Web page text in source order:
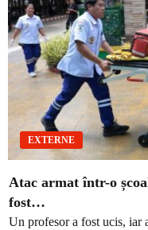
EXTERNE
Atac armat într-o
fost…
Un profesor a fost ucis, iar